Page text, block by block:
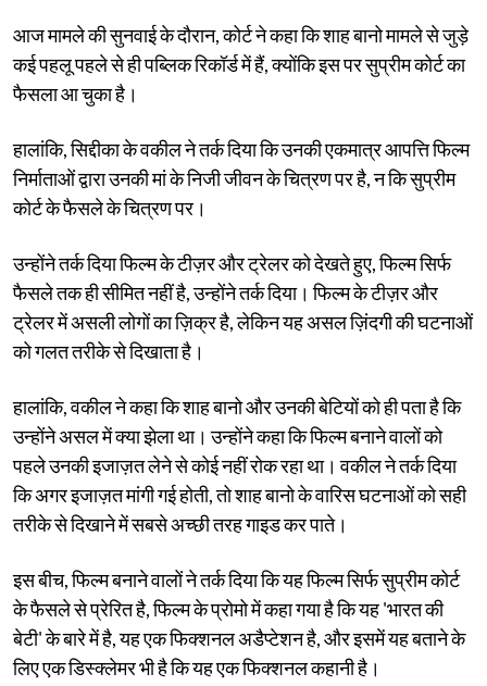
आज मामले की सुनवाई के दौरान, कोर्ट ने कहा कि शाह बानो मामले से जुड़े
कई पहलू पहले से ही पब्लिक रिकॉर्ड में हैं, क्योंकि इस पर सुप्रीम कोर्ट का
फैसला आ चुका है।
हालांकि, सिद्दीका के वकील ने तर्क दिया कि उनकी एकमात्र आपत्ति फिल्म
निर्माताओं द्वारा उनकी मां के निजी जीवन के चित्रण पर है, न कि सुप्रीम
कोर्ट के फैसले के चित्रण पर।
उन्होंने तर्क दिया फिल्म के टीज़र और ट्रेलर को देखते हुए, फिल्म सिर्फ
फैसले तक ही सीमित नहीं है, उन्होंने तर्क दिया। फिल्म के टीज़र और
ट्रेलर में असली लोगों का ज़िक्र है, लेकिन यह असल ज़िंदगी की घटनाओं
को गलत तरीके से दिखाता है।
हालांकि, वकील ने कहा कि शाह बानो और उनकी बेटियों को ही पता है कि
उन्होंने असल में क्या झेला था। उन्होंने कहा कि फिल्म बनाने वालों को
पहले उनकी इजाज़त लेने से कोई नहीं रोक रहा था। वकील ने तर्क दिया
कि अगर इजाज़त मांगी गई होती, तो शाह बानो के वारिस घटनाओं को सही
तरीके से दिखाने में सबसे अच्छी तरह गाइड कर पाते।
इस बीच, फिल्म बनाने वालों ने तर्क दिया कि यह फिल्म सिर्फ सुप्रीम कोर्ट
के फैसले से प्रेरित है, फिल्म के प्रोमो में कहा गया है कि यह 'भारत की
बेटी' के बारे में है, यह एक फिक्शनल अडैप्टेशन है, और इसमें यह बताने के
लिए एक डिस्क्लेमर भी है कि यह एक फिक्शनल कहानी है।